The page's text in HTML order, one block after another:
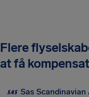
Flere
at få
Sas Scandinavian